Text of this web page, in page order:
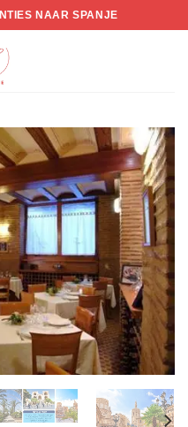
NAAR SPANJE